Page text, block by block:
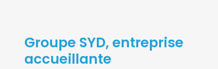
Groupe SYD, entreprise
accueillante